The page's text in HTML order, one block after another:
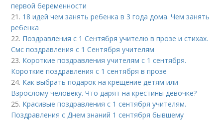
первой беременности
21. 18 идей чем занять ребенка в 3 года дома. Чем занять
ребенка
22. Поздравления с 1 Сентября учителю в прозе и стихах.
Смс поздравления с 1 Сентября учителям
23. Короткие поздравления учителям с 1 сентября.
Короткие поздравления с 1 сентября в прозе
24. Как выбрать подарок на крещение детям или
Взрослому человеку. Что дарят на крестины девочке?
25. Красивые поздравления с 1 сентября учителям.
Поздравления с Днем знаний 1 сентября бывшему